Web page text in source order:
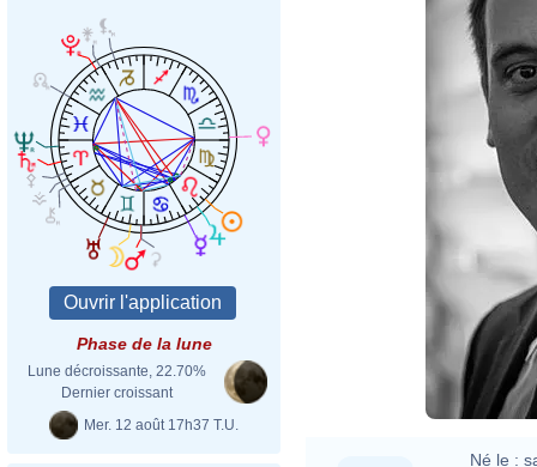
Phase de la lune
Lune décroissante, 22.70%
Dernier croissant
Mer. 12 août 17h37 T.U.
Né le :